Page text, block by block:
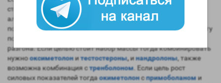
стероидами, то не стоит это делать с 17-альфа-
алкилированными стероидами, так как это приведет к
поражению печени.
быстро включается в работу
поэтому часто его принимают на начальном этапе курса для
разгона. Если целью стоит набор массы тогда комбинировать
нужнооксиметолонитестостероны,инандролоны, также
возможна комбинация стренболоном . Если цель рост
силовых показателей тогдаокиметолонспримоболаноми